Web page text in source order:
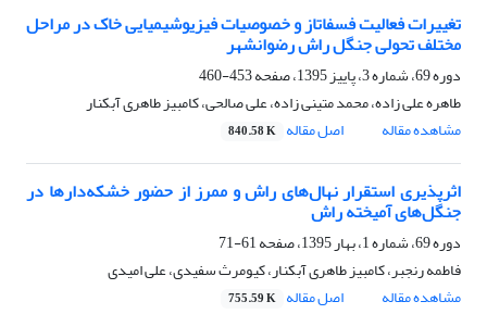
تغییرات فعالیت فسفاتاز و خصوصیات فیزیوشیمیایی خاک در مراحل
مختلف تحولی جنگل راش رضوانشهر
دوره 69، شماره 3، پاییز 1395، صفحه
453-460
طاهره علی زاده، محمد متینی زاده، علی صالحی، کامبیز طاهری آبکنار
مشاهده مقاله
اصل مقاله 840.58 K
اثرپذیری استقرار نهال‌های راش و ممرز از حضور خشکه‌دارها در
جنگل‌های آمیخته راش
دوره 69، شماره 1، بهار 1395، صفحه
61-71
فاطمه رنجبر، کامبیز طاهری آبکنار، کیومرث سفیدی، علی امیدی
مشاهده مقاله
اصل مقاله 755.59 K